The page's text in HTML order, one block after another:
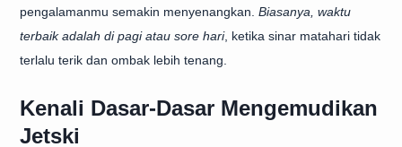
pengalamanmu semakin menyenangkan. Biasanya, waktu
terbaik adalah di pagi atau sore hari, ketika sinar matahari tidak
terlalu terik dan ombak lebih tenang.
Kenali Dasar-Dasar Mengemudikan
Jetski